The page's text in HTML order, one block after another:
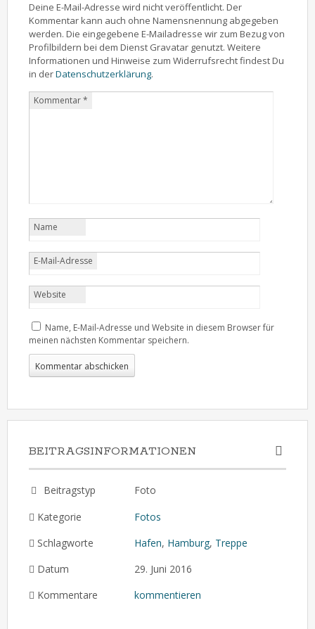
Deine E-Mail-Adresse wird nicht veröffentlicht. Der
Kommentar kann auch ohne Namensnennung abgegeben
werden. Die eingegebene E-Mailadresse wir zum Bezug von
Profilbildern bei dem Dienst Gravatar genutzt. Weitere
Informationen und Hinweise zum Widerrufsrecht findest Du
in derDatenschutzerklärung.
Kommentar*
Name
E-Mail-Adresse
Website
Name, E-Mail-Adresse und Website in diesem Browser für
meinen nächsten Kommentar speichern.
BEITRAGSINFORMATIONEN
Beitragstyp
Foto
Kategorie
Fotos
Schlagworte
Hafen, Hamburg, Treppe
Datum
29. Juni 2016
Kommentare
kommentieren